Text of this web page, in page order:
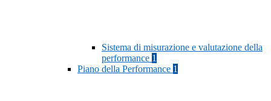
Sistema di misurazione e valutazione della
performance 1
Piano della Performance 1